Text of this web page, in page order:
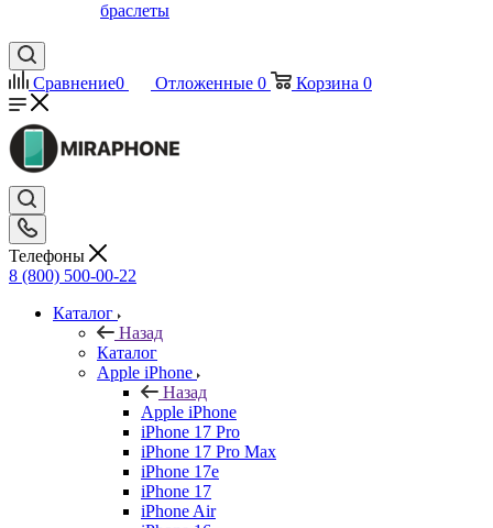
браслеты
Сравнение0 Отложенные 0 Корзина 0
Телефоны
8 (800) 500-00-22
Каталог
Назад
Каталог
Apple iPhone
Назад
Apple iPhone
iPhone 17 Pro
iPhone 17 Pro Max
iPhone 17e
iPhone 17
iPhone Air